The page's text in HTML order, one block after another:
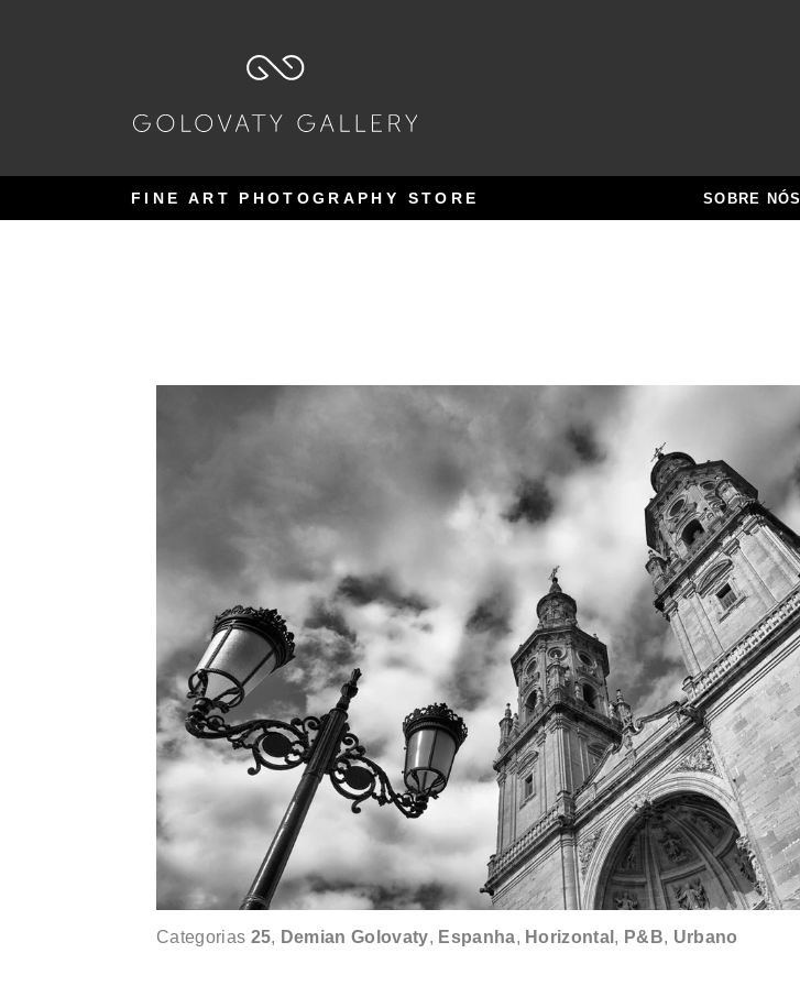
navegação
FINE ART PHOTOGRAPHY STORE SOBRE NÓS
Categorias 25, Demian Golovaty, Espanha, Horizontal , P&B, Urbano